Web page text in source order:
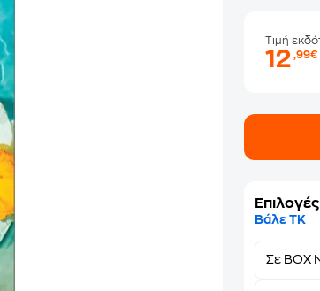
Τιμή
12,99€
Βάλε ΤΚ
Σε BOX